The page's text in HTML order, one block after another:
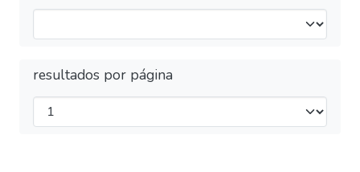
resultados por página